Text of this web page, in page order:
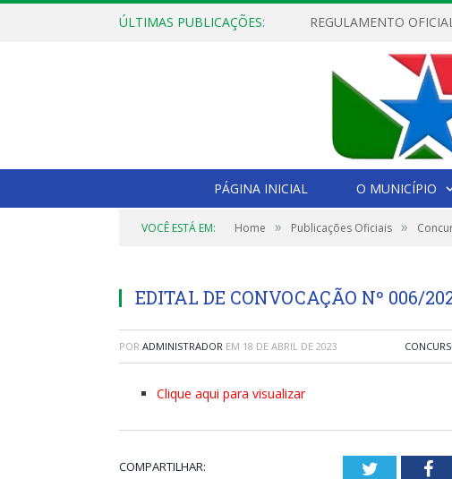
ÚLTIMAS PUBLICAÇÕES:
PÁGINA INICIAL O MUNICÍPIO
VOCÊ ESTÁ EM: Home » Publicações Oficiais »
EDITAL DE CONVOCAÇÃO Nº 006/
POR ADMINISTRADOR EM 18 DE ABRIL DE 2023
Clique aqui para visualizar
COMPARTILHAR: Twitter